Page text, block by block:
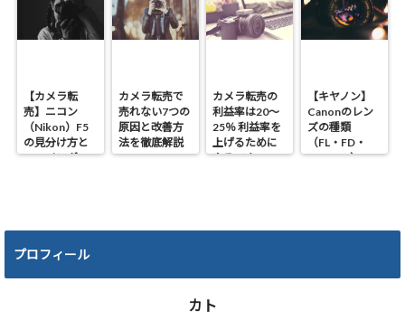
【カメラ転
売】ニコン
（Nikon）F5
の見分け方と
ファインダー
カメラ転売で
売れない7つの
原因と改善方
法を徹底解説
カメラ転売の
利益率は20～
25％ 利益率を
上げるために
やるべき4つの
【キヤノン】
Canonのレン
ズの種類
（FL・FD・
NEW FD）の
プロフィール
カト